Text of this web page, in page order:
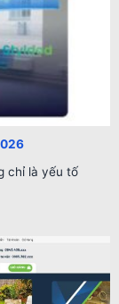
chỉ là yếu tố